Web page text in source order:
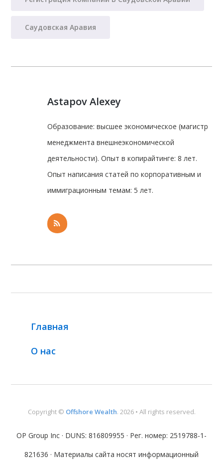
Саудовская Аравия
Astapov Alexey
Образование: высшее экономическое (магистр
менеджмента внешнеэкономической
деятельности). Опыт в копирайтинге: 8 лет.
Опыт написания статей по корпоративным и
иммиграционным темам: 5 лет.
Главная
О нас
Copyright © Offshore Wealth. 2026 • All rights reserved.
OP Group Inc · DUNS: 816809955 · Рег. номер: 2519788-1-
821636 · Материалы сайта носят информационный